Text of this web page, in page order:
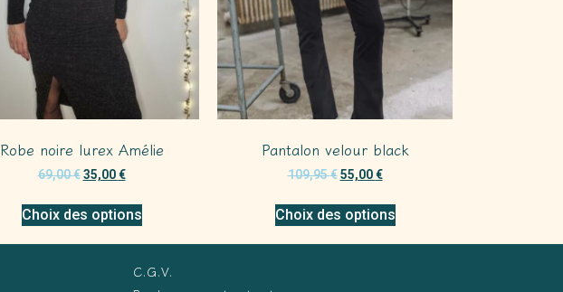
Robe noire lurex Amélie
69,00€ 35,00€
Choix des options
Pantalon velour black
109,95€ 55,00€
Choix des options
C.G.V.